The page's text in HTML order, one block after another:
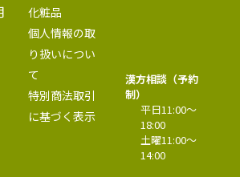
化粧品
個人情報の取
り扱いについ
て
特別商法取引
に基づく表示
漢方相談（予約
制）
平日11:00〜
18:00
土曜11:00〜
14:00